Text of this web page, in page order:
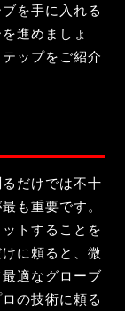
を手に入れる
進めましょ
ップをご紹介
だけでは不十
も重要です。
トすることを
に頼ると、微
適なグローブ
の技術に頼る